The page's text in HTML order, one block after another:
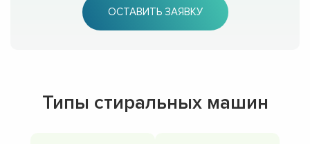
ОСТАВИТЬ ЗАЯВКУ
Типы стиральных машин